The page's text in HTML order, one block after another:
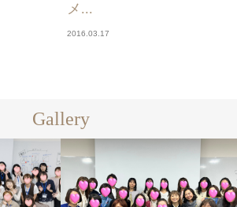
メ...
2016.03.17
Gallery